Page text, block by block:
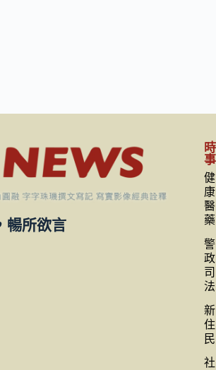
暢所欲言
時
事
健
康
醫
藥
警
政
司
法
新
住
民
社